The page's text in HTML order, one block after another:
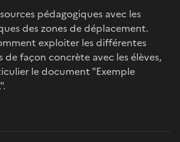
pédagogiques avec les
des zones de déplacement.
exploiter les différentes
de façon concrète avec les élèves,
le document "Exemple